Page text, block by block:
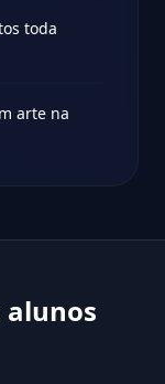
toda
arte na
alunos